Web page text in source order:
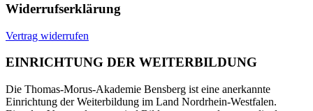
Widerrufserklärung
Vertrag widerrufen
EINRICHTUNG DER WEITERBILDUNG
Die Thomas-Morus-Akademie Bensberg ist eine anerkannte
Einrichtung der Weiterbildung im Land Nordrhein-Westfalen.